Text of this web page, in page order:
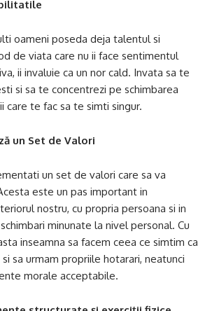
oameni poseda deja talentul si
de viata care nu ii face sentimentul
ii invaluie ca un nor cald. Invata sa te
si sa te concentrezi pe schimbarea
te fac sa te simti singur.
un Set de Valori
un set de valori care sa va
este un pas important in
nostru, cu propria persoana si in
minunate la nivel personal. Cu
inseamna sa facem ceea ce simtim ca
sa urmam propriile hotarari, neatunci
morale acceptabile.